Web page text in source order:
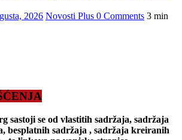
2026 Novosti Plus 0 Comments 3 min
sastoji se od vlastitih sadržaja, sadržaja
besplatnih sadržaja , sadržaja kreiranih